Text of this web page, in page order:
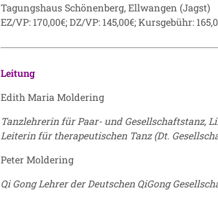
Tagungshaus Schönenberg, Ellwangen (Jagst)
EZ/VP: 170,00€; DZ/VP: 145,00€; Kursgebühr:
Leitung
Edith Maria Moldering
Tanzlehrerin für Paar- und Gesellschaftstanz,
Leiterin für therapeutischen Tanz (Dt.
Peter Moldering
Qi Gong Lehrer der Deutschen QiGong